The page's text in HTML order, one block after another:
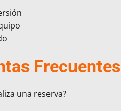
Frecuentes
una reserva?